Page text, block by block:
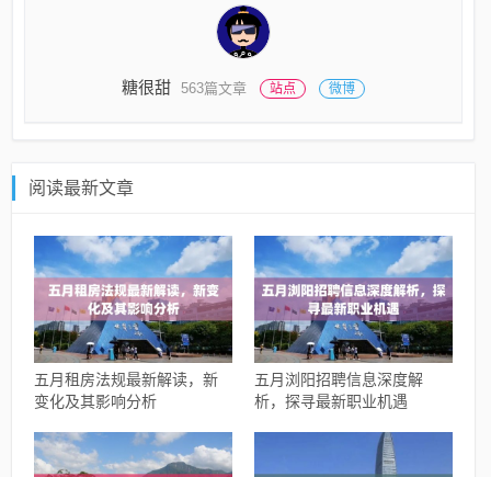
糖很甜 563篇文章 站点 微博
阅读最新文章
五月租房法规最新解读，新
变化及其影响分析
五月浏阳招聘信息深度解
析，探寻最新职业机遇